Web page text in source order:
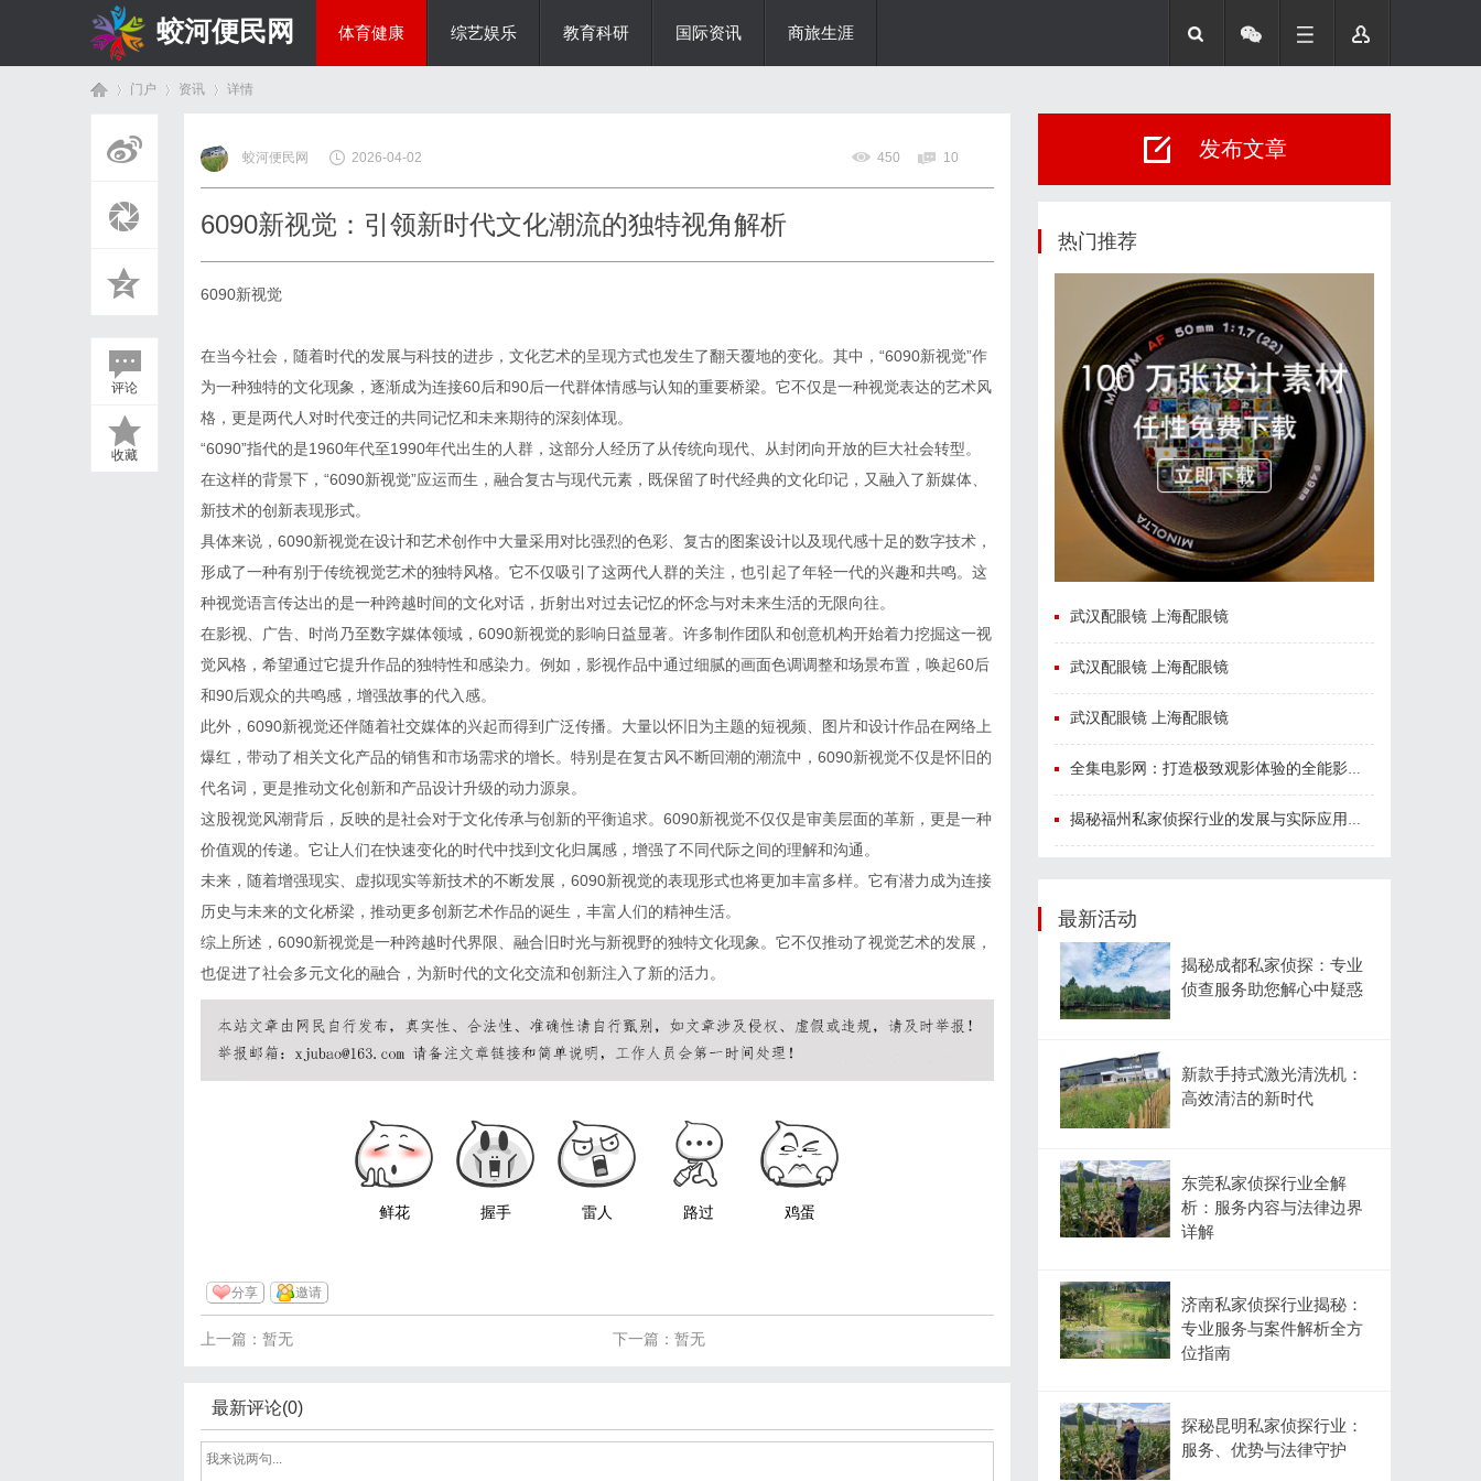
蛟河便民网 体育健康 综艺娱乐 教育科研 国际资讯 商旅生涯
门户 资讯
›
详情
评论
收藏
蛟河便民网 2026-04-02 450 10
6090新视觉：引领新时代文化潮流的独特视角解析
6090新视觉
在当今社会，随着时代的发展与科技的进步，文化艺术的呈现方式也发生了翻天覆地的变化。其中，“6090新视觉”作
为一种独特的文化现象，逐渐成为连接60后和90后一代群体情感与认知的重要桥梁。它不仅是一种视觉表达的艺术风
格，更是两代人对时代变迁的共同记忆和未来期待的深刻体现。
“6090”指代的是1960年代至1990年代出生的人群，这部分人经历了从传统向现代、从封闭向开放的巨大社会转型。
在这样的背景下，“6090新视觉”应运而生，融合复古与现代元素，既保留了时代经典的文化印记，又融入了新媒体、
新技术的创新表现形式。
具体来说，6090新视觉在设计和艺术创作中大量采用对比强烈的色彩、复古的图案设计以及现代感十足的数字技术，
形成了一种有别于传统视觉艺术的独特风格。它不仅吸引了这两代人群的关注，也引起了年轻一代的兴趣和共鸣。这
种视觉语言传达出的是一种跨越时间的文化对话，折射出对过去记忆的怀念与对未来生活的无限向往。
在影视、广告、时尚乃至数字媒体领域，6090新视觉的影响日益显著。许多制作团队和创意机构开始着力挖掘这一视
觉风格，希望通过它提升作品的独特性和感染力。例如，影视作品中通过细腻的画面色调调整和场景布置，唤起60后
和90后观众的共鸣感，增强故事的代入感。
此外，6090新视觉还伴随着社交媒体的兴起而得到广泛传播。大量以怀旧为主题的短视频、图片和设计作品在网络上
爆红，带动了相关文化产品的销售和市场需求的增长。特别是在复古风不断回潮的潮流中，6090新视觉不仅是怀旧的
代名词，更是推动文化创新和产品设计升级的动力源泉。
这股视觉风潮背后，反映的是社会对于文化传承与创新的平衡追求。6090新视觉不仅仅是审美层面的革新，更是一种
价值观的传递。它让人们在快速变化的时代中找到文化归属感，增强了不同代际之间的理解和沟通。
未来，随着增强现实、虚拟现实等新技术的不断发展，6090新视觉的表现形式也将更加丰富多样。它有潜力成为连接
历史与未来的文化桥梁，推动更多创新艺术作品的诞生，丰富人们的精神生活。
综上所述，6090新视觉是一种跨越时代界限、融合旧时光与新视野的独特文化现象。它不仅推动了视觉艺术的发展，
也促进了社会多元文化的融合，为新时代的文化交流和创新注入了新的活力。
鲜花 握手 雷人 路过 鸡蛋
分享 邀请
下一篇：暂无
上一篇：暂无
最新评论(0)
发布文章
热门推荐
武汉配眼镜 上海配眼镜
武汉配眼镜 上海配眼镜
武汉配眼镜 上海配眼镜
全集电影网：打造极致观影体验的全能影视平台
揭秘福州私家侦探行业的发展与实际应用全解析
最新活动
揭秘成都私家侦探：专业
侦查服务助您解心中疑惑
新款手持式激光清洗机：
高效清洁的新时代
东莞私家侦探行业全解
析：服务内容与法律边界
详解
济南私家侦探行业揭秘：
专业服务与案件解析全方
位指南
探秘昆明私家侦探行业：
服务、优势与法律守护